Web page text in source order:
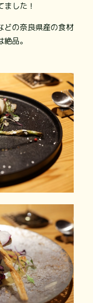
した！
どの奈良県産の食材
品。